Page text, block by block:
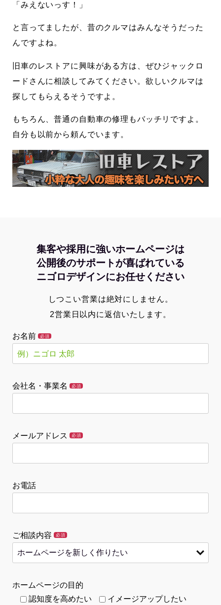
「みえないっす！」
と言ってましたが、昔のクルマはみんなそうだった
んですよね。
旧車のレストアに興味がある方は、ぜひジャックロ
ードさんに相談してみてください。欲しいクルマは
探してもらえるそうですよ。
もちろん、普通の自動車の修理もバッチリですよ。
自分も以前から頼んでいます。
集客や採用に強いホームページは
公開後のサポートが喜ばれている
ニゴロデザインにお任せください
しつこい営業は絶対にしません。
2営業日以内に返信いたします。
お名前 必須
会社名・事業名 必須
メールアドレス 必須
お電話
ご相談内容 必須
ホームページの目的
認知度を高めたい
イメージアップしたい